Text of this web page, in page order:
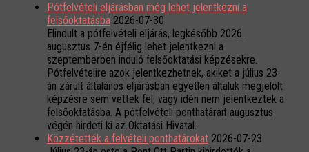
Pótfelvételi eljárásban még lehet jelentkezni a
felsőoktatásba 2026-07-30
Elindult a pótfelvételi eljárás, legkésőbb 2026.
augusztus 7-én éjfélig lehet jelentkezni a
szeptemberben induló felsőoktatási képzésekre.
Pótfelvételire azok jelentkezhetnek, akiket a július 23-
án zárult általános eljárásban egyetlen általuk megjelölt
képzésre sem vettek fel, vagy idén nem jelentkeztek a
felsőoktatásba. A pótfelvételi ponthatárait augusztus
végén hirdeti ki az Oktatási Hivatal.
Közzétették a felvételi ponthatárokat 2026-07-23